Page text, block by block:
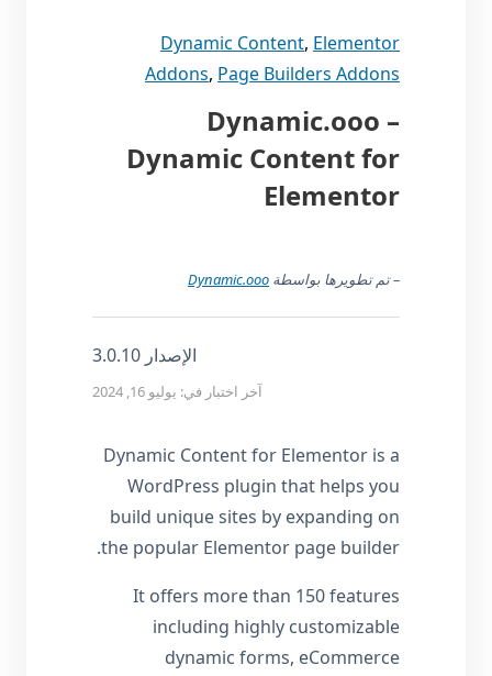
Dynamic Content, Elementor
Addons, Page Builders Addons
Dynamic.ooo –
Dynamic Content for
Elementor
– تم تطويرها بواسطة Dynamic.ooo
الإصدار 3.0.10
آخر اختبار في: يوليو 16, 2024
Dynamic Content for Elementor is a
WordPress plugin that helps you
build unique sites by expanding on
the popular Elementor page builder.
It offers more than 150 features
including highly customizable
dynamic forms, eCommerce